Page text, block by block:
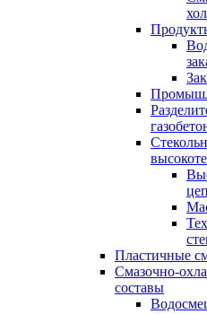
Пластичные
Смазочно-
составы